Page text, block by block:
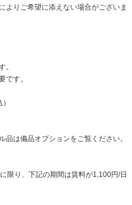
りご希望に添えない場合がございま
。
です。
は備品オプションをご覧ください。
限り、下記の期間は賃料が1,100円/日